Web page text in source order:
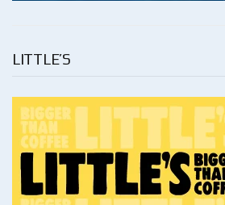
LITTLE’S